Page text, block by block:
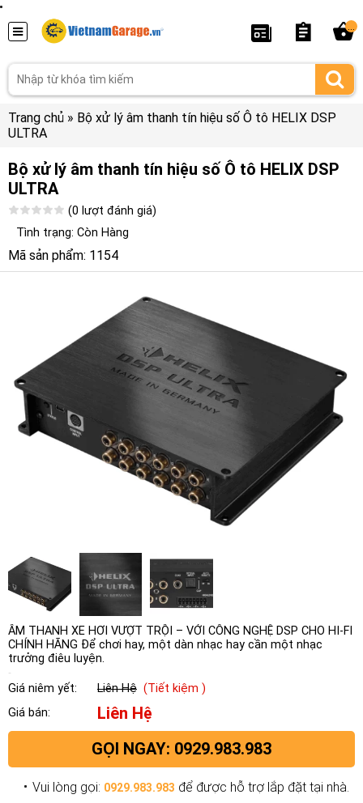
Trang chủ » Bộ xử lý âm thanh tín hiệu số Ô tô HELIX DSP
ULTRA
Bộ xử lý âm thanh tín hiệu số Ô tô HELIX DSP
ULTRA
(0 lượt đánh giá)
Tình trạng: Còn Hàng
Mã sản phẩm: 1154
ÂM THANH XE HƠI VƯỢT TRỘI – VỚI CÔNG NGHỆ DSP CHO HI-FI
CHÍNH HÃNG Để chơi hay, một dàn nhạc hay cần một nhạc
trưởng điêu luyện.
Giá niêm yết: Liên Hệ (Tiết kiệm )
Giá bán:
Liên Hệ
GỌI NGAY: 0929.983.983
Vui lòng gọi: 0929.983.983 để được hỗ trợ lắp đặt tại nhà.